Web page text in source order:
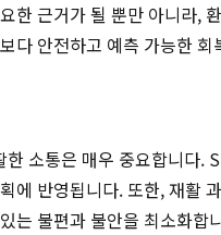
근거가 될 뿐만 아니라,
다 안전하고 예측 가능한
소통은 매우 중요합니다.
반영됩니다. 또한, 재활
는 불편과 불안을 최소화합